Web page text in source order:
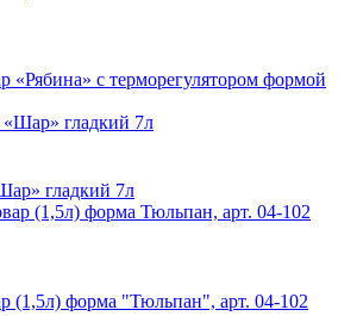
«Рябина» с терморегулятором формой
гладкий 7л
(1,5л) форма "Тюльпан", арт. 04-102